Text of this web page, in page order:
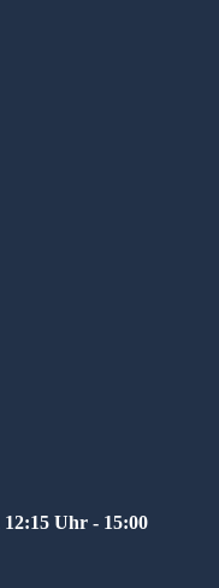
12:15 Uhr - 15:00